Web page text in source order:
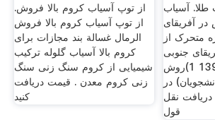
از توپ آسیاب کروم بالا فروش.
از توپ آسیاب کروم بالا فروش
الرمال غسالة بند مجازات برای
کروم بالا آسیاب گلوله ترکیب
شیمیایی از کروم سنگ زنی سنگ
زنی کروم معدن . قیمت دریافت
کنید
آسیاب
آفریقای
سوژه متحرک از
جنوبی
سنگ شکن اسفند 1391 1)روش
در
نقل
قول